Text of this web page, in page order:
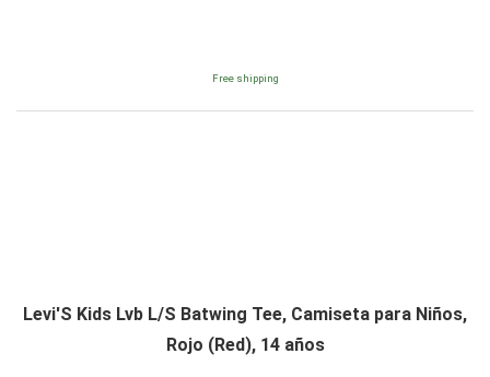
Free shipping
Levi'S Kids Lvb L/S Batwing Tee, Camiseta para Niños,
Rojo (Red), 14 años